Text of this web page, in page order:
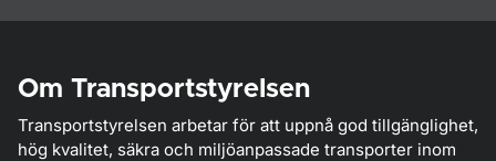
Om Transportstyrelsen
Transportstyrelsen arbetar för att uppnå god tillgänglighet,
hög kvalitet, säkra och miljöanpassade transporter inom